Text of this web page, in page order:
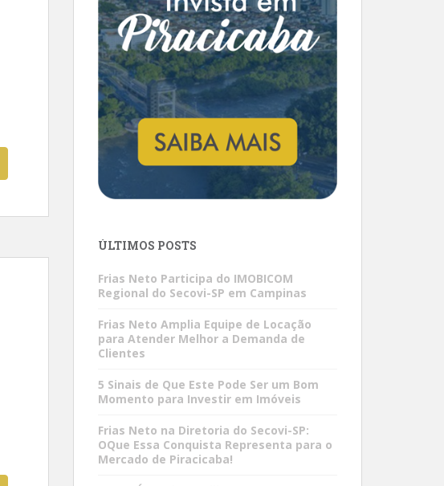
ÚLTIMOS POSTS
Frias Neto Participa do IMOBICOM
Regional do Secovi-SP em Campinas
Frias Neto Amplia Equipe de Locação
para Atender Melhor a Demanda de
Clientes
5 Sinais de Que Este Pode Ser um Bom
Momento para Investir em Imóveis
Frias Neto na Diretoria do Secovi-SP:
OQue Essa Conquista Representa para o
Mercado de Piracicaba!